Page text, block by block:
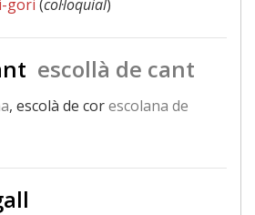
gori (col·loquial)
escollà de cant
, escolà de corescolana de